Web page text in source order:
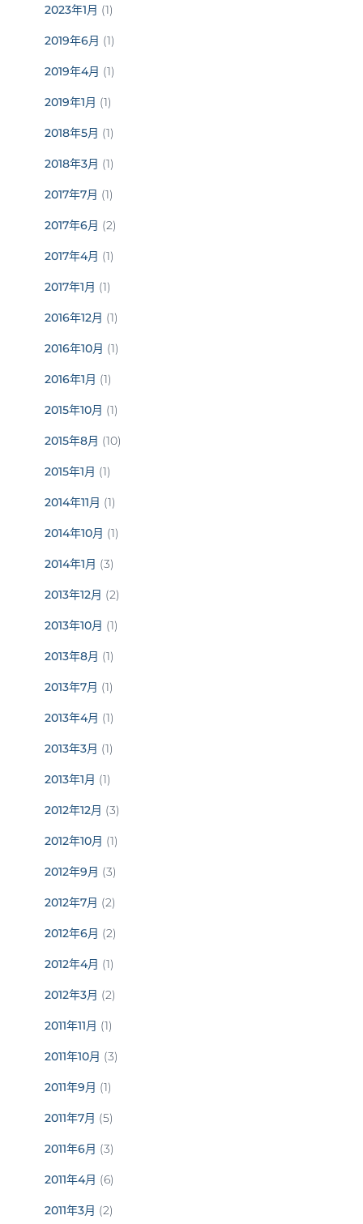
2023年1月 (1)
2019年6月 (1)
2019年4月 (1)
2019年1月 (1)
2018年5月 (1)
2018年3月 (1)
2017年7月 (1)
2017年6月 (2)
2017年4月 (1)
2017年1月 (1)
2016年12月 (1)
2016年10月 (1)
2016年1月 (1)
2015年10月 (1)
2015年8月 (10)
2015年1月 (1)
2014年11月 (1)
2014年10月 (1)
2014年1月 (3)
2013年12月 (2)
2013年10月 (1)
2013年8月 (1)
2013年7月 (1)
2013年4月 (1)
2013年3月 (1)
2013年1月 (1)
2012年12月 (3)
2012年10月 (1)
2012年9月 (3)
2012年7月 (2)
2012年6月 (2)
2012年4月 (1)
2012年3月 (2)
2011年11月 (1)
2011年10月 (3)
2011年9月 (1)
2011年7月 (5)
2011年6月 (3)
2011年4月 (6)
2011年3月 (2)